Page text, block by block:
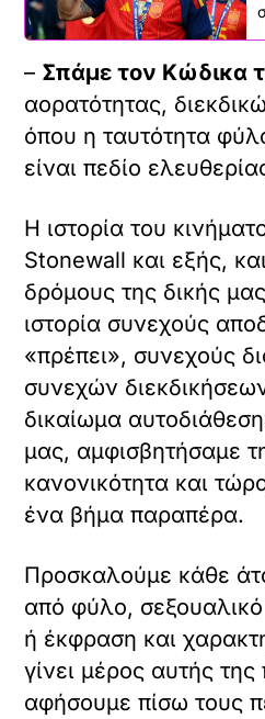
– Σπάμε τον Κώδικα
αορατότητας,
όπου η ταυτότητα
είναι πεδίο
Η ιστορία του
Stonewall και εξής,
δρόμους της δικής
ιστορία συνεχούς
«πρέπει», συνεχούς
συνεχών
δικαίωμα
μας, αμφισβητήσαμε
κανονικότητα και
ένα βήμα παραπέρα.
Προσκαλούμε κάθε
από φύλο,
ή έκφραση και
γίνει μέρος αυτής
αφήσουμε πίσω τους